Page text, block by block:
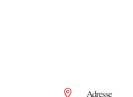
 Adresse